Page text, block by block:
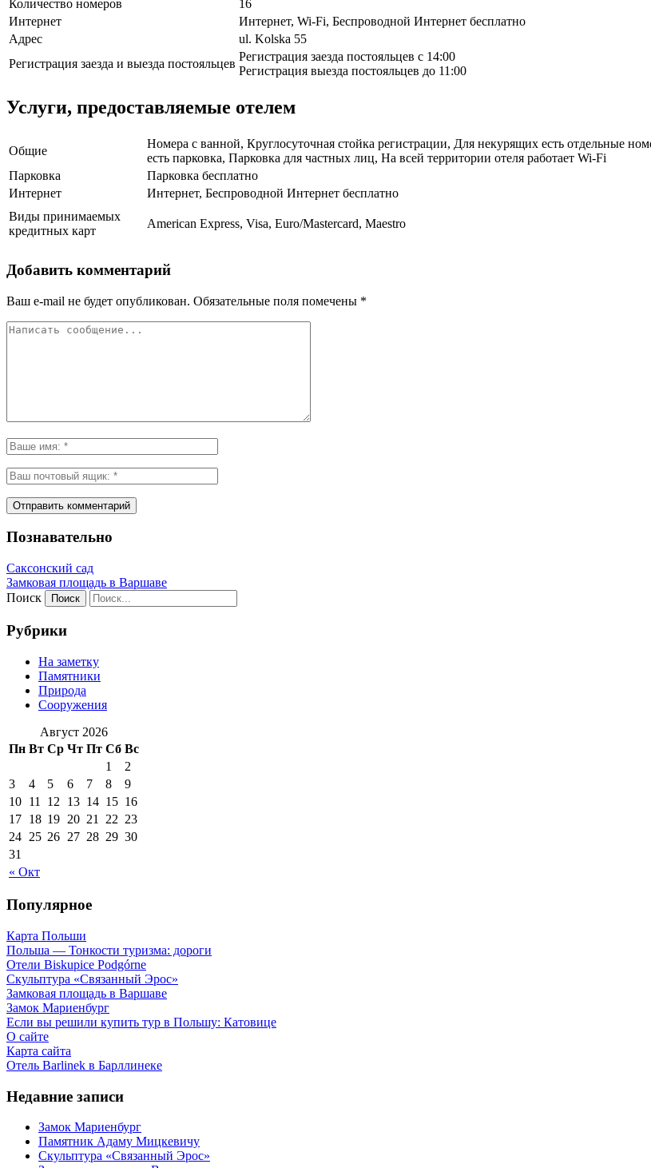
Количество номеров
16
Интернет
Интернет, Wi-Fi, Беспроводной Интернет бесплатно
Адрес
ul. Kolska 55
Регистрация заезда и выезда постояльцев
Регистрация заезда постояльцев с 14:00
Регистрация выезда постояльцев до 11:00
Услуги, предоставляемые отелем
Общие
Номера с ванной, Круглосуточная стойка регистрации, Для некурящих есть отдельные
есть парковка, Парковка для частных лиц, На всей территории отеля работает Wi-Fi
Парковка
Парковка бесплатно
Интернет
Интернет, Беспроводной Интернет бесплатно
Виды принимаемых
кредитных карт
American Express, Visa, Euro/Mastercard, Maestro
Добавить комментарий
Ваш e-mail не будет опубликован. Обязательные поля помечены *
Познавательно
Саксонский сад
Замковая площадь в Варшаве
Поиск
Рубрики
На заметку
Памятники
Природа
Сооружения
Август 2026
Пн Вт Ср Чт Пт Сб Вс
« Окт
1
2
3
4 5 6 7 8
9
10 11 12 13 14 15 16
17 18 19 20 21 22 23
24 25 26 27 28 29 30
31
Популярное
Карта Польши
Польша — Тонкости туризма: дороги
Отели Biskupice Podgórne
Скульптура «Связанный Эрос»
Замковая площадь в Варшаве
Замок Мариенбург
Если вы решили купить тур в Польшу: Катовице
О сайте
Карта сайта
Отель Barlinek в Барллинеке
Недавние записи
Замок Мариенбург
Памятник Адаму Мицкевичу
Скульптура «Связанный Эрос»